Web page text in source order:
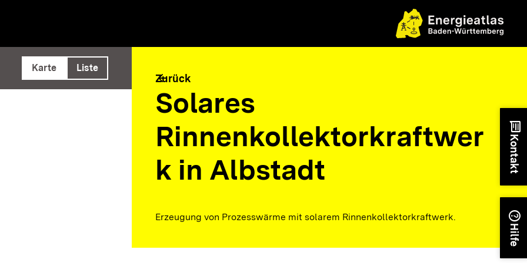
ausführen
Karte Liste
arrow_back
Zurück
Solares
Rinnenkollektorkraftwer
k in Albstadt
Erzeugung von Prozesswärme mit solarem Rinnenkollektorkraftwerk.
chat
Kontakt
help
Hilfe